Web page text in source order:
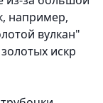
например,
вулкан"
искр